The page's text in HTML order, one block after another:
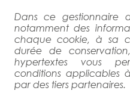
Dans ce gestionnaire
notamment des
chaque cookie, à sa
durée de
hypertextes vous
conditions applicables
par des tiers partenaires.